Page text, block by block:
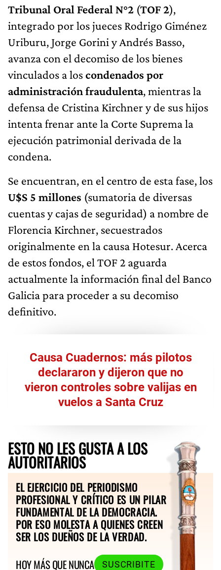
Tribunal Oral Federal N°2 (TOF 2),
integrado por los jueces Rodrigo Giménez
Uriburu, Jorge Gorini y Andrés Basso,
avanza con el decomiso de los bienes
vinculados a loscondenados por
administración fraudulenta, mientras la
defensa de Cristina Kirchner y de sus hijos
intenta frenar ante la Corte Suprema la
ejecución patrimonial derivada de la
condena.
Se encuentran, en el centro de esta fase, los
U$S 5 millones (sumatoria de diversas
cuentas y cajas de seguridad) a nombre de
Florencia Kirchner, secuestrados
originalmente en la causa Hotesur. Acerca
de estos fondos, el TOF 2 aguarda
actualmente la información final del Banco
Galicia para proceder a su decomiso
definitivo.
Causa Cuadernos: más pilotos
declararon y dijeron que no
vieron controles sobre valijas en
vuelos a Santa Cruz
ESTO NO LES GUSTA A LOS
AUTORITARIOS
EL EJERCICIO DEL PERIODISMO
PROFESIONAL Y CRÍTICO ES UN PILAR
FUNDAMENTAL DE LA DEMOCRACIA.
POR ESO MOLESTA A QUIENES CREEN
SER LOS DUEÑOS DE LA VERDAD.
HOY MÁS QUE NUNCA
SUSCRIBITE